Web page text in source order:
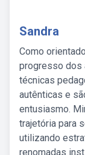
Sandra
Como
progresso dos
técnicas
autênticas e
entusiasmo.
trajetória para
utilizando
renomadas